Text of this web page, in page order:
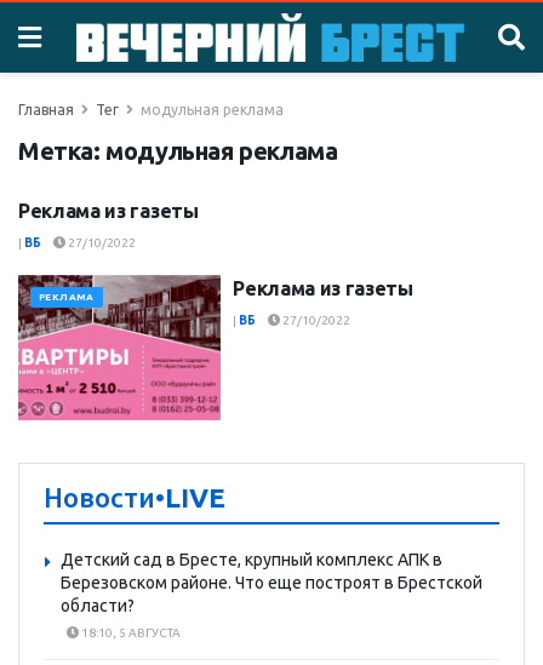
Главная Тег модульная реклама
Метка: модульная реклама
РЕКЛАМА
Реклама из газеты
| ВБ 27/10/2022
РЕКЛАМА Реклама из газеты
| ВБ 27/10/2022
Новости•LIVE
Детский сад в Бресте, крупный комплекс АПК в
Березовском районе. Что еще построят в Брестской
области?
18:10, 5 АВГУСТА